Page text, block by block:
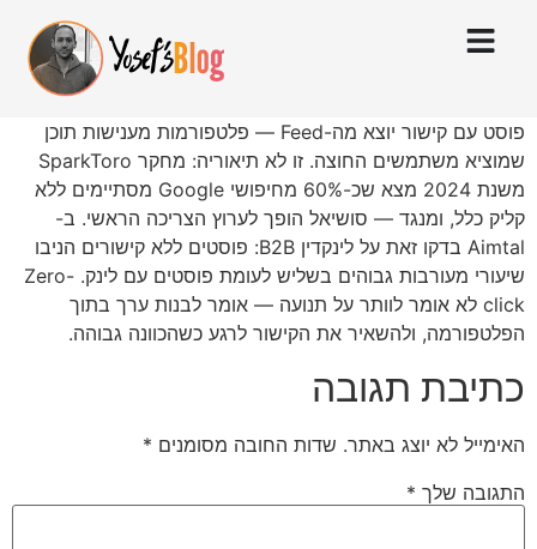
פוסט עם קישור יוצא מה-Feed — פלטפורמות מענישות תוכן
שמוציא משתמשים החוצה. זו לא תיאוריה: מחקר SparkToro
משנת 2024 מצא שכ-60% מחיפושי Google מסתיימים ללא
קליק כלל, ומנגד — סושיאל הופך לערוץ הצריכה הראשי. ב-
Aimtal בדקו זאת על לינקדין B2B: פוסטים ללא קישורים הניבו
שיעורי מעורבות גבוהים בשליש לעומת פוסטים עם לינק. Zero-
click לא אומר לוותר על תנועה — אומר לבנות ערך בתוך
הפלטפורמה, ולהשאיר את הקישור לרגע כשהכוונה גבוהה.
כתיבת תגובה
האימייל לא יוצג באתר. שדות החובה מסומנים *
התגובה שלך *